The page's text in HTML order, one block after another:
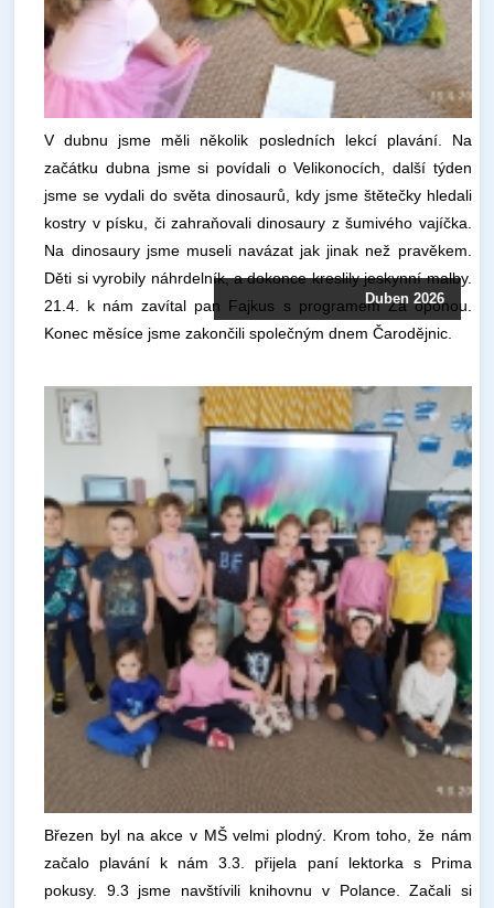
Duben 2026
V dubnu jsme měli několik posledních lekcí plavání. Na
začátku dubna jsme si povídali o Velikonocích, další týden
jsme se vydali do světa dinosaurů, kdy jsme štětečky hledali
kostry v písku, či zahraňovali dinosaury z šumivého vajíčka.
Na dinosaury jsme museli navázat jak jinak než pravěkem.
Děti si vyrobily náhrdelník, a dokonce kreslily jeskynní malby.
21.4. k nám zavítal pan Fajkus s programem Za oponou.
Konec měsíce jsme zakončili společným dnem Čarodějnic.
Březen byl na akce v MŠ velmi plodný. Krom toho, že nám
začalo plavání k nám 3.3. přijela paní lektorka s Prima
pokusy. 9.3 jsme navštívili knihovnu v Polance. Začali si